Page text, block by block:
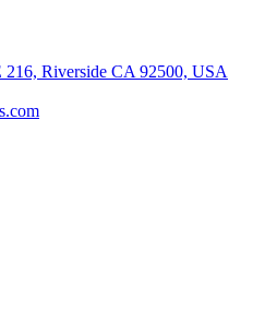
216, Riverside CA 92500, USA